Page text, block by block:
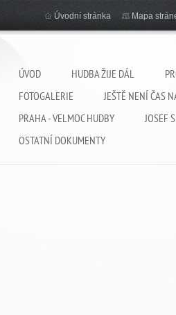
ÚVOD HUDBA ŽIJE DÁL
FOTOGALERIE
JEŠTĚ NENÍ ČAS
PRAHA - VELMOC HUDBY
JOSEF
OSTATNÍ DOKUMENTY
Úvodní stránka Mapa